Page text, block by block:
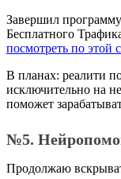
Завершил
Бесплатного
посмотреть по этой
В планах: реалити
исключительно на
поможет
№5.
Продолжаю